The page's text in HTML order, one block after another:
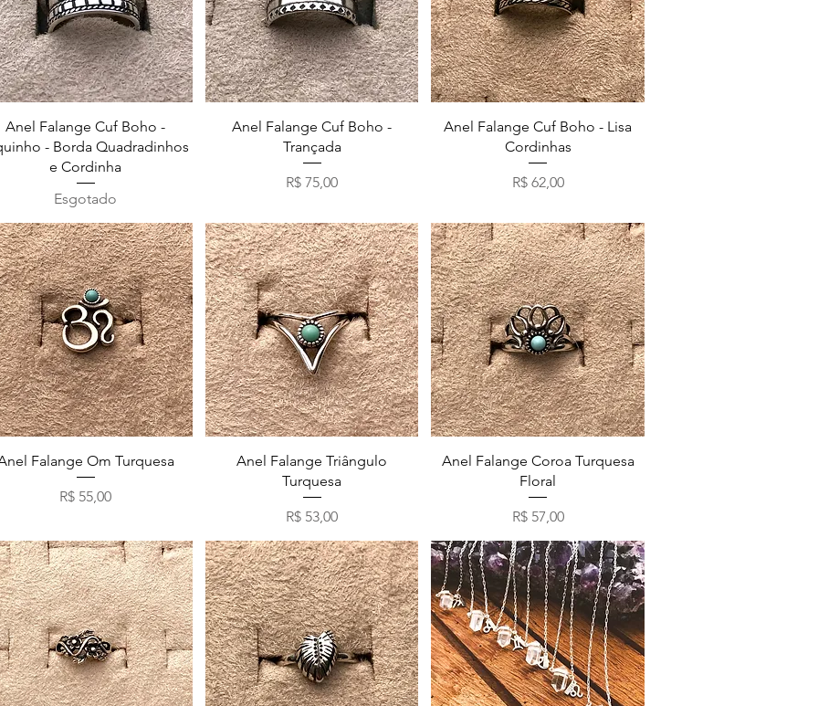
Visualização rápida
Anel Falange Cuf Boho -
- Borda Quadradinhos
e Cordinha
Esgotado
Visualização rápida
Anel Falange Cuf Boho -
Trançada
Preço
R$ 75,00
Visualização rápida
Anel Falange Cuf Boho - Lisa
Cordinhas
Preço
R$ 62,00
Visualização rápida
Falange Om Turquesa
Preço
R$ 55,00
Visualização rápida
Anel Falange Triângulo
Turquesa
Preço
R$ 53,00
Visualização rápida
Anel Falange Coroa Turquesa
Floral
Preço
R$ 57,00